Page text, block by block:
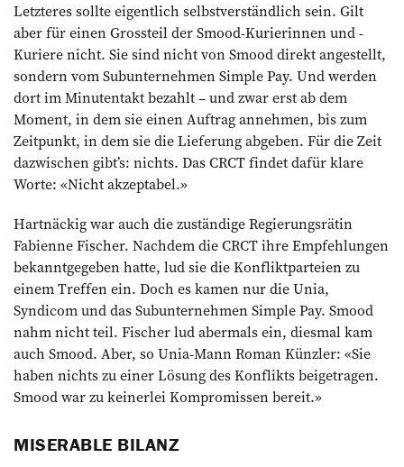
Letzteres sollte eigentlich selbstverständlich sein. Gilt
aber für einen Grossteil der Smood-Kurierinnen und -
Kuriere nicht. Sie sind nicht von Smood direkt angestellt,
sondern vom Subunternehmen Simple Pay. Und werden
dort im Minutentakt bezahlt – und zwar erst ab dem
Moment, in dem sie einen Auftrag annehmen, bis zum
Zeitpunkt, in dem sie die Lieferung abgeben. Für die Zeit
dazwischen gibt’s: nichts. Das CRCT findet dafür klare
Worte: «Nicht akzeptabel.»
Hartnäckig war auch die zuständige Regierungsrätin
Fabienne Fischer. Nachdem die CRCT ihre Empfehlungen
bekanntgegeben hatte, lud sie die Konfliktparteien zu
einem Treffen ein. Doch es kamen nur die Unia,
Syndicom und das Subunternehmen Simple Pay. Smood
nahm nicht teil. Fischer lud abermals ein, diesmal kam
auch Smood. Aber, so Unia-Mann Roman Künzler: «Sie
haben nichts zu einer Lösung des Konflikts beigetragen.
Smood war zu keinerlei Kompromissen bereit.»
MISERABLE BILANZ